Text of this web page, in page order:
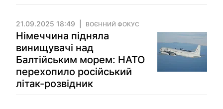
21.09.2025 18:49 ВОЄННИЙ ФОКУС
Німеччина підняла
винищувачі над
Балтійським морем: НАТО
перехопило російський
літак-розвідник